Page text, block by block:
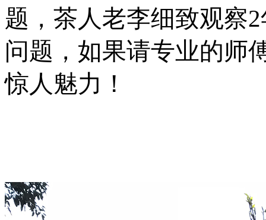
题，茶人老李细致观察
问题，如果请专业的师
惊人魅力！